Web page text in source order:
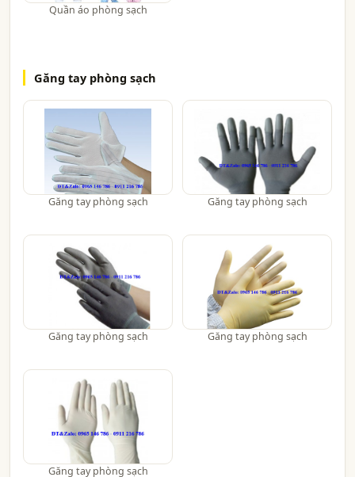
Quần áo phòng sạch
Găng tay phòng sạch
Găng tay phòng sạch Găng tay phòng sạch
Găng tay phòng sạch Găng tay phòng sạch
Găng tay phòng sạch